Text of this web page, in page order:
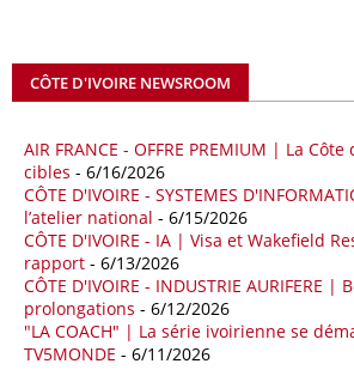
coopération et les investissements dans le
séquence survient alors que Rome cherche à
18/04/26 ALGERIE - BP
La multinationale BP signe son retour en
prospection d’hydrocarbures dans le bassin
par l’Agence nationale pour la valorisation des
hydrocarbures (ALNAFT). L’information rendue
avril par l’institution, intervient dans le cadre de
de l’exploration. Le périmètre concerné se situe
l’est du pays jugée peu explorée malgré son
lancer ses premières opérations de prospection
CÔTE D'IVOIRE NEWSROOM
AIR FRANCE - OFFRE PREMIUM | La
cibles - 6/16/2026
CÔTE D'IVOIRE - SYSTEMES
l’atelier national - 6/15/2026
CÔTE D'IVOIRE - IA | Visa et Wakefield
rapport - 6/13/2026
CÔTE D'IVOIRE - INDUSTRIE AURIFERE |
prolongations - 6/12/2026
"LA COACH" | La série ivoirienne se
TV5MONDE - 6/11/2026